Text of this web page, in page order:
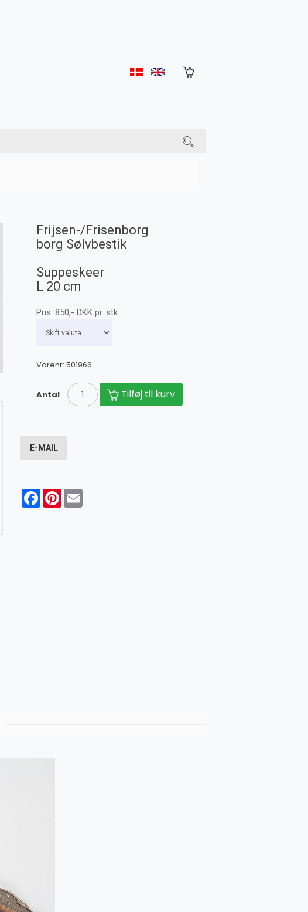
Frijsen-/Frisenborg
borg Sølvbestik
Suppeskeer
L 20 cm
Pris: 850,- DKKpr. stk.
Varenr: 501966
Antal Tilføj til kurv
E-MAIL
FacebookPinterestEmail